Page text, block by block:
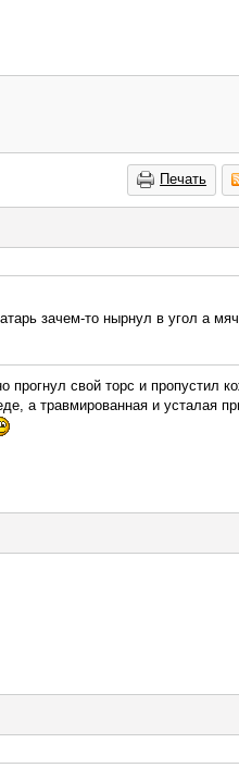
Печать
зачем-то нырнул в угол а
прогнул свой торс и пропустил
а травмированная и усталая